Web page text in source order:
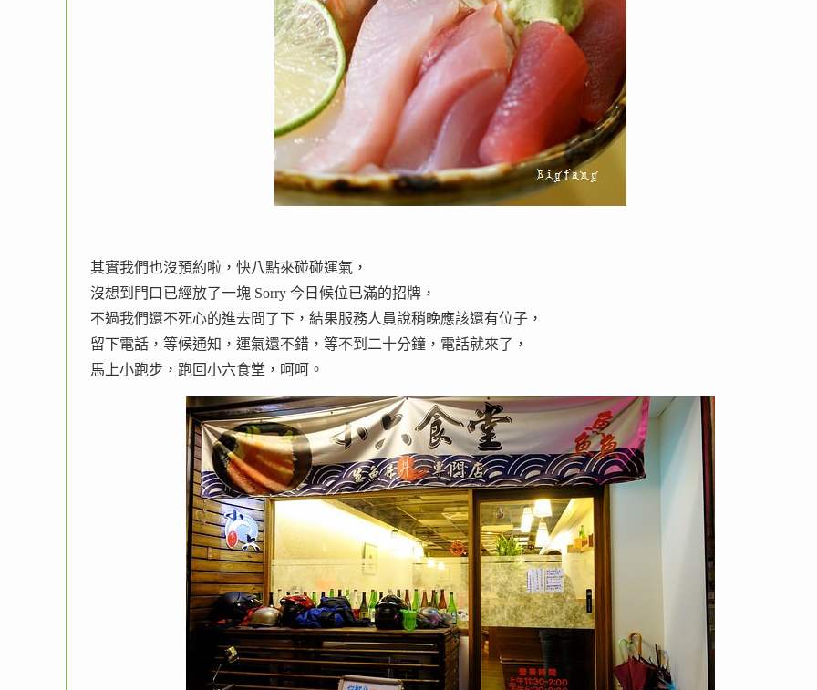
其實我們也沒預約啦，快八點來碰碰運氣，
沒想到門口已經放了一塊 Sorry 今日候位已滿的招牌，
不過我們還不死心的進去問了下，結果服務人員說稍晚應該還有位子，
留下電話，等候通知，運氣還不錯，等不到二十分鐘，電話就來了，
馬上小跑步，跑回小六食堂，呵呵。